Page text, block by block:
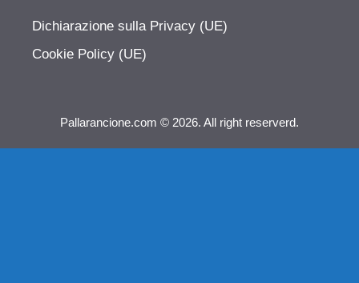
Dichiarazione sulla Privacy (UE)
Cookie Policy (UE)
Pallarancione.com © 2026. All right reserverd.